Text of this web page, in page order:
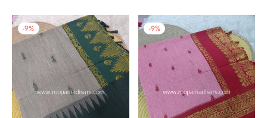
₹3,300.00.
-9% -9%